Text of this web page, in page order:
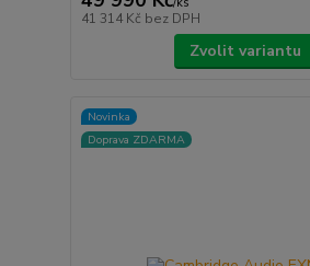
41 314 Kč bez DPH
Zvolit variantu
Novinka
Doprava ZDARMA